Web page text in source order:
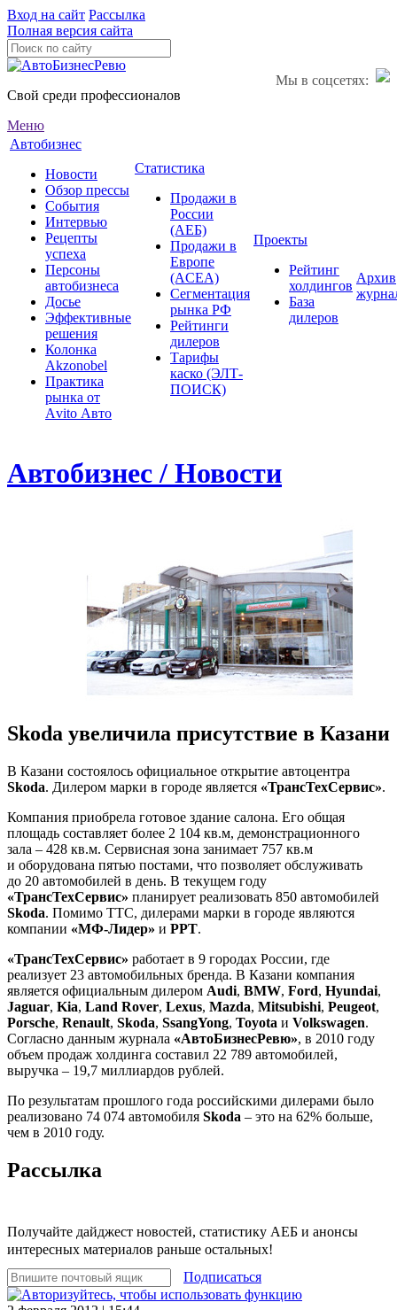
Вход на сайт Рассылка
Полная версия сайта
Мы в соцсетях:
Свой среди профессионалов
Меню
Автобизнес
Новости
Обзор прессы
События
Интервью
Рецепты
успеха
Персоны
автобизнеса
Досье
Эффективные
решения
Колонка
Akzonobel
Практика
рынка от
Аvito Авто
Статистика
Продажи в
России
(АЕБ)
Продажи в
Европе
(ACEA)
Сегментация
рынка РФ
Рейтинги
дилеров
Тарифы
каско (ЭЛТ-
ПОИСК)
Проекты
Рейтинг
холдингов
База
дилеров
Архив
Автобизнес / Новости
Skoda увеличила присутствие в Казани
В Казани состоялось официальное открытие автоцентра
Skoda. Дилером марки в городе является «ТрансТехСервис».
Компания приобрела готовое здание салона. Его общая
площадь составляет более 2 104 кв.м, демонстрационного
зала – 428 кв.м. Сервисная зона занимает 757 кв.м
и оборудована пятью постами, что позволяет обслуживать
до 20 автомобилей в день. В текущем году
«ТрансТехСервис» планирует реализовать 850 автомобилей
Skoda. Помимо ТТС, дилерами марки в городе являются
компании «МФ-Лидер» и РРТ.
«ТрансТехСервис» работает в 9 городах России, где
реализует 23 автомобильных бренда. В Казани компания
является официальным дилером Audi, BMW, Ford, Hyundai,
Jaguar, Kia, Land Rover, Lexus, Mazda, Mitsubishi, Peugeot,
Porsche, Renault, Skoda, SsangYong, Toyota и Volkswagen.
Согласно данным журнала «АвтоБизнесРевю», в 2010 году
объем продаж холдинга составил 22 789 автомобилей,
выручка – 19,7 миллиардов рублей.
По результатам прошлого года российскими дилерами было
реализовано 74 074 автомобиля Skoda – это на 62% больше,
чем в 2010 году.
Рассылка
Получайте дайджест новостей, статистику АЕБ и анонсы
интересных материалов раньше остальных!
Подписаться